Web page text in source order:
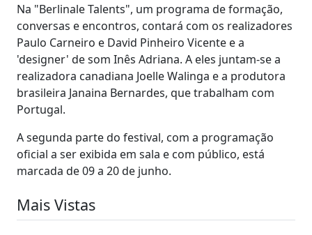
Na "Berlinale Talents", um programa de formação,
conversas e encontros, contará com os realizadores
Paulo Carneiro e David Pinheiro Vicente e a
'designer' de som Inês Adriana. A eles juntam-se a
realizadora canadiana Joelle Walinga e a produtora
brasileira Janaina Bernardes, que trabalham com
Portugal.
A segunda parte do festival, com a programação
oficial a ser exibida em sala e com público, está
marcada de 09 a 20 de junho.
Mais Vistas